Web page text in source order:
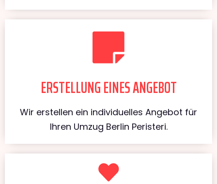
ERSTELLUNG EINES ANGEBOT
Wir erstellen ein individuelles Angebot für
Ihren Umzug Berlin Peristeri.